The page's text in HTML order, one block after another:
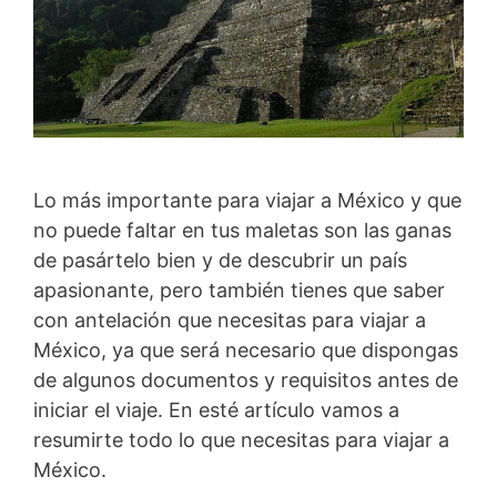
Lo más importante para viajar a México y que
no puede faltar en tus maletas son las ganas
de pasártelo bien y de descubrir un país
apasionante, pero también tienes que saber
con antelación que necesitas para viajar a
México, ya que será necesario que dispongas
de algunos documentos y requisitos antes de
iniciar el viaje. En esté artículo vamos a
resumirte todo lo que necesitas para viajar a
México.